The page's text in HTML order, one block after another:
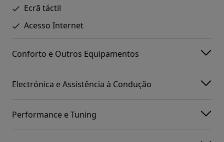
Ecrã táctil
Acesso Internet
Conforto e Outros Equipamentos
Electrónica e Assistência à Condução
Performance e Tuning